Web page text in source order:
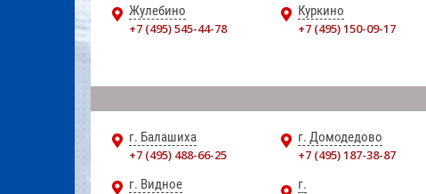
Жулебино
+7 (495) 545-44-78
Куркино
+7 (495) 150-09-17
г. Балашиха
+7 (495) 488-66-25
г. Домодедово
+7 (495) 187-38-87
г. Видное
г.